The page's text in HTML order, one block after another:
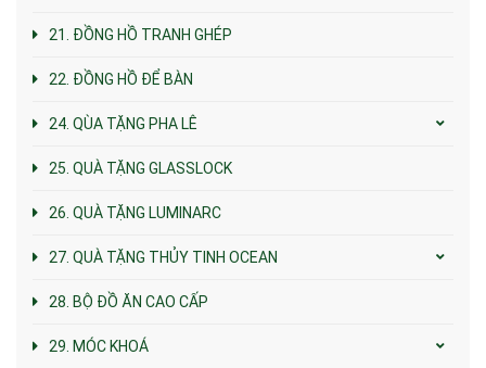
21. ĐỒNG HỒ TRANH GHÉP
22. ĐỒNG HỒ ĐỂ BÀN
24. QÙA TẶNG PHA LÊ
25. QUÀ TẶNG GLASSLOCK
26. QUÀ TẶNG LUMINARC
27. QUÀ TẶNG THỦY TINH OCEAN
28. BỘ ĐỒ ĂN CAO CẤP
29. MÓC KHOÁ